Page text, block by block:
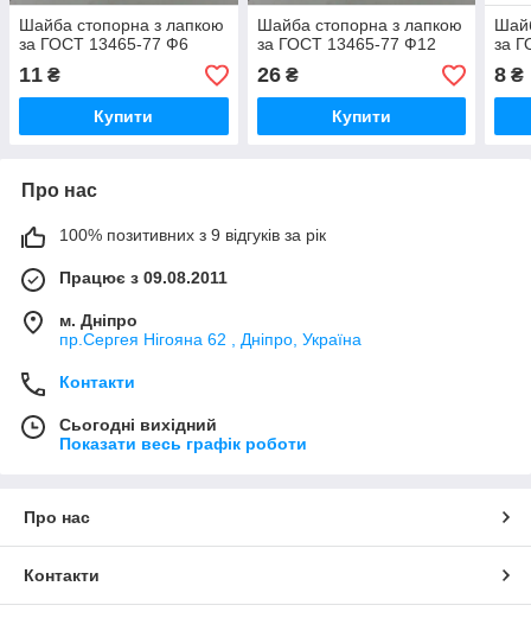
Шайба стопорна з лапкою
за ГОСТ 13465-77 Ф6
11 ₴
Купити
Шайба стопорна з лапкою
за ГОСТ 13465-77 Ф12
26₴
Купити
за
8 ₴
Про нас
100% позитивних з 9 відгуків за рік
Працює з 09.08.2011
м. Дніпро
пр.Сергея Нігояна 62 , Дніпро, Україна
Контакти
Сьогодні вихідний
Показати весь графік роботи
Про нас
Контакти